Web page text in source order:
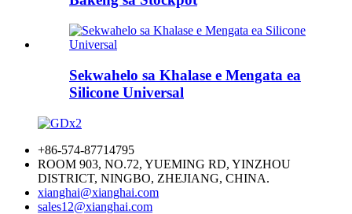
Sekwahelo sa Khalase e Mengata ea
Silicone Universal
+86-574-87714795
ROOM 903, NO.72, YUEMING RD, YINZHOU
DISTRICT, NINGBO, ZHEJIANG, CHINA.
xianghai@xianghai.com
sales12@xianghai.com